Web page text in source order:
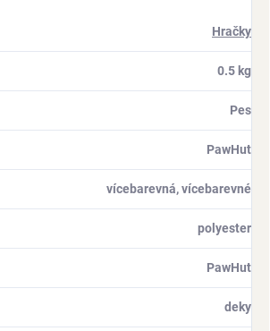
Hračky
0.5 kg
Pes
PawHut
vícebarevná, vícebarevné
polyester
PawHut
deky